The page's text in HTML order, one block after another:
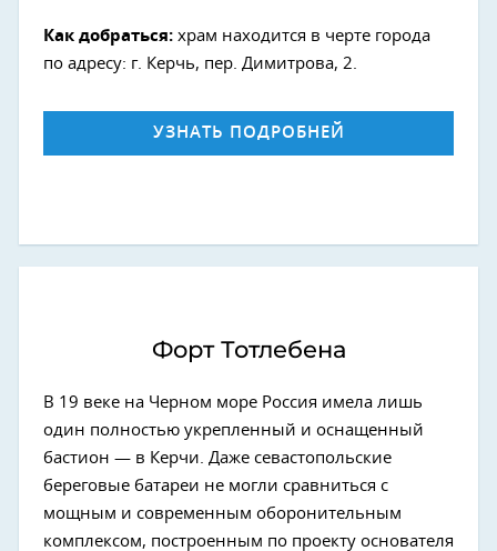
Как добраться: храм находится в черте города
по адресу: г. Керчь, пер. Димитрова, 2.
УЗНАТЬ ПОДРОБНЕЙ
Форт Тотлебена
В 19 веке на Черном море Россия имела лишь
один полностью укрепленный и оснащенный
бастион — в Керчи. Даже севастопольские
береговые батареи не могли сравниться с
мощным и современным оборонительным
комплексом, построенным по проекту основателя